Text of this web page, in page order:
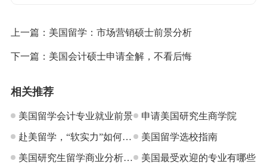
上一篇： 美国留学：市场营销硕士前景分析
下一篇： 美国会计硕士申请全解，不看后悔
相关推荐
美国留学会计专业就业前景 申请美国研究生商学院
赴美留学，“软实力”如何提
升？
美国留学选校指南
美国研究生留学商业分析怎 美国最受欢迎的专业有哪些